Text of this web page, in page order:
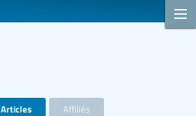
Articles Affiliés